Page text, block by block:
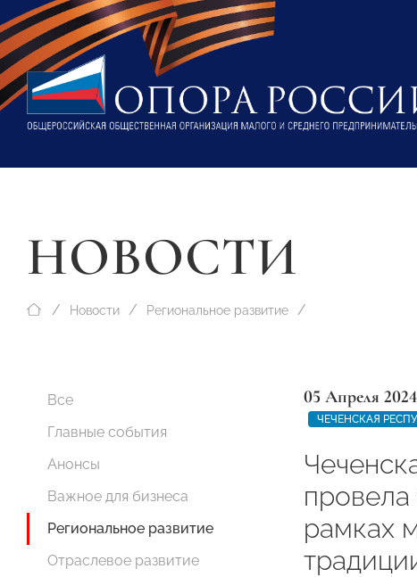
НОВОСТИ
Новости Региональное развитие
Все
Главные события
Анонсы
Важное для бизнеса
Региональное развитие
Отраслевое развитие
05 Апреля 2024
ЧЕЧЕНСКАЯ
провела
рамках